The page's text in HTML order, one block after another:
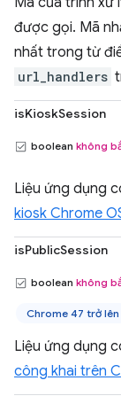
được gọi. Mã
nhất trong từ
url_handlers
isKioskSession
boolean không
Liệu ứng dụng
kiosk Chrome
isPublicSession
boolean không
Chrome 47 trở lên
Liệu ứng dụng
công khai trên